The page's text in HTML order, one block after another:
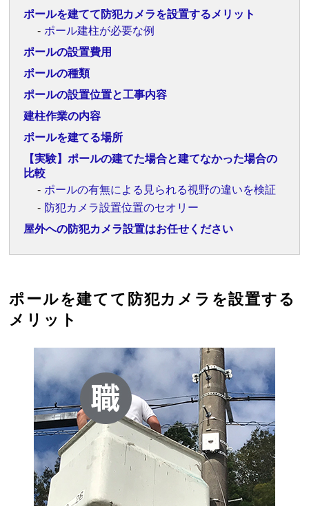
ポールを建てて防犯カメラを設置するメリット
ポール建柱が必要な例
ポールの設置費用
ポールの種類
ポールの設置位置と工事内容
建柱作業の内容
ポールを建てる場所
【実験】ポールの建てた場合と建てなかった場合の
比較
ポールの有無による見られる視野の違いを検証
防犯カメラ設置位置のセオリー
屋外への防犯カメラ設置はお任せください
ポールを建てて防犯カメラを設置する
メリット